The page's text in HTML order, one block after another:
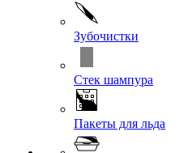
Зубочистки
Стек шампура
Пакеты для льда